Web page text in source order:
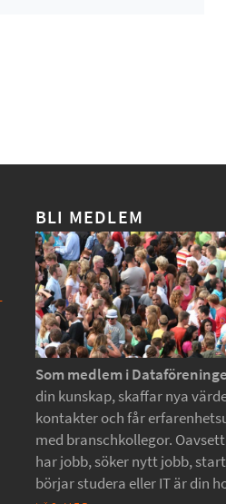
BLI MEDLEM
Som medlem i
din kunskap, skaffar nya
kontakter och får
med branschkollegor.
har jobb, söker nytt jobb,
börjar studera eller IT är din